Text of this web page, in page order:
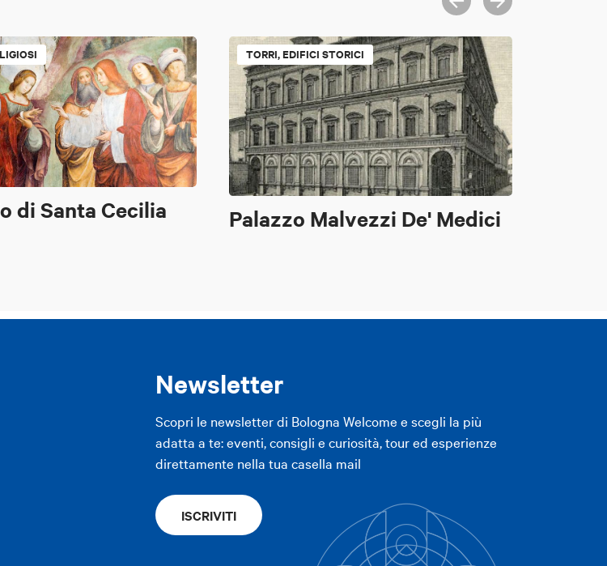
di Santa Cecilia
TORRI, EDIFICI STORICI
Palazzo Malvezzi De' Medici
Newsletter
Scopri le newsletter di Bologna Welcome e scegli la più
adatta a te: eventi, consigli e curiosità, tour ed esperienze
direttamente nella tua casella mail
ISCRIVITI